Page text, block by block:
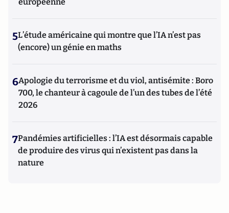
5L’étude américaine qui montre que l’IA n’est pas
(encore) un génie en maths
6Apologie du terrorisme et du viol, antisémite : Boro
700, le chanteur à cagoule de l’un des tubes de l’été
2026
7Pandémies artificielles : l’IA est désormais capable
de produire des virus qui n’existent pas dans la
nature